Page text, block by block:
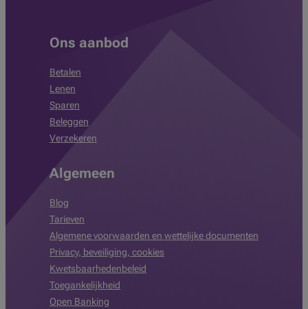
Ons aanbod
Betalen
Lenen
Sparen
Beleggen
Verzekeren
Algemeen
Blog
Tarieven
Algemene voorwaarden en wettelijke documenten
Privacy, beveiliging, cookies
Kwetsbaarhedenbeleid
Toegankelijkheid
Open Banking